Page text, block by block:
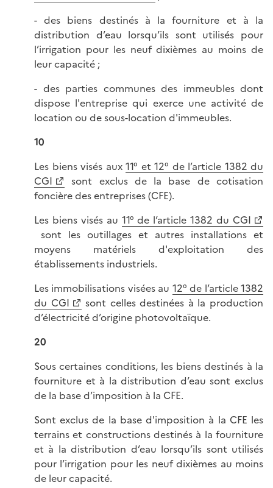
- des biens destinés à la fourniture et à la
distribution d’eau lorsqu’ils sont utilisés pour
l’irrigation pour les neuf dixièmes au moins de
leur capacité ;
- des parties communes des immeubles dont
dispose l'entreprise qui exerce une activité de
location ou de sous-location d'immeubles.
10
Les biens visés aux 11° et 12° de l’article 1382 du
CGI
sont exclus de la base de cotisation
foncière des entreprises (CFE).
Les biens visés au 11° de l’article 1382 du CGI
sont les outillages et autres installations et
moyens matériels d'exploitation des
établissements industriels.
Les immobilisations visées au 12° de l’article 1382
du CGI
sont celles destinées à la production
d’électricité d’origine photovoltaïque.
20
Sous certaines conditions, les biens destinés à la
fourniture et à la distribution d’eau sont exclus
de la base d’imposition à la CFE.
Sont exclus de la base d'imposition à la CFE les
terrains et constructions destinés à la fourniture
et à la distribution d’eau lorsqu’ils sont utilisés
pour l’irrigation pour les neuf dixièmes au moins
de leur capacité.